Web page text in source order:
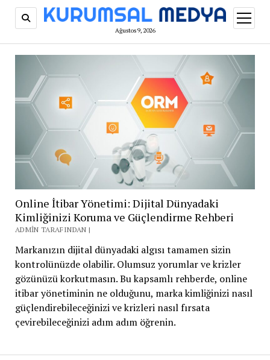
Ağustos 9, 2026
aç
Online İtibar Yönetimi: Dijital Dünyadaki
Kimliğinizi Koruma ve Güçlendirme Rehberi
ADMIN TARAFINDAN |
Markanızın dijital dünyadaki algısı tamamen sizin
kontrolünüzde olabilir. Olumsuz yorumlar ve krizler
gözünüzü korkutmasın. Bu kapsamlı rehberde, online
itibar yönetiminin ne olduğunu, marka kimliğinizi nasıl
güçlendirebileceğinizi ve krizleri nasıl fırsata
çevirebileceğinizi adım adım öğrenin.